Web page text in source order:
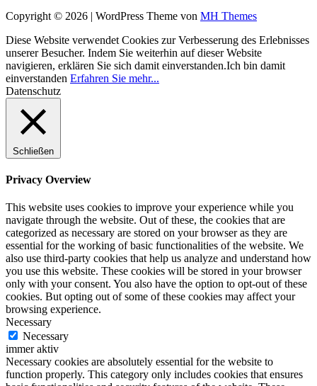
Copyright © 2026 | WordPress Theme von MH Themes
Diese Website verwendet Cookies zur Verbesserung des Erlebnisses
unserer Besucher. Indem Sie weiterhin auf dieser Website
navigieren, erklären Sie sich damit einverstanden.Ich bin damit
einverstanden Erfahren Sie mehr...
Datenschutz
Schließen
Privacy Overview
This website uses cookies to improve your experience while you
navigate through the website. Out of these, the cookies that are
categorized as necessary are stored on your browser as they are
essential for the working of basic functionalities of the website. We
also use third-party cookies that help us analyze and understand how
you use this website. These cookies will be stored in your browser
only with your consent. You also have the option to opt-out of these
cookies. But opting out of some of these cookies may affect your
browsing experience.
Necessary
Necessary
immer aktiv
Necessary cookies are absolutely essential for the website to
function properly. This category only includes cookies that ensures